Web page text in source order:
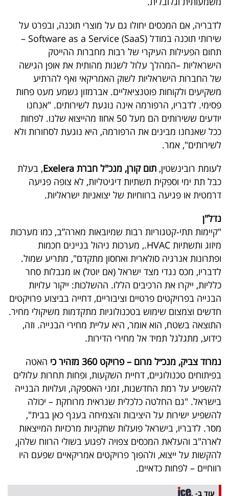
לדבריה, אם המכסים יחולו גם על מוצרי תוכנה, ובפרט על
שירותי תוכנה במודל Software as a Service (SaaS) –
תחום הפעילות העיקרי של רבות מחברות ההייטק
הישראליות –המהלך עלול לשנות מהותית את אופן הגישה
של החברות הישראליות לשוק האמריקאי ואף להרתיע
משקיעים ולקוחות פוטנציאליים. אברמזון נשמע מעט פחות
פסימי. לדבריו, הרפורמה אינה נוגעת לשירותים. "אנחנו
יודעים ששירותים הם מעל 50 אחוז מהייצוא שלנו. לפחות
ככל שאנחנו מבינים את הרפורמה, היא נוגעת לסחורות ולא
לשירותים", אמר.
לעומת רובינשטין, תום קורן, מנכ"ל חברת Exelera
, בעלת
כבל תת ימי וספקית תשתיות דיגיטליות, לא צופה פגיעה
דרמטית או פגיעה ברווחיות של יצואניות ישראליות.
נדל"ן
"קיימות תתי-קטגוריות רבות שמיובאות מארה”ב, כמו מערכות
מיזוג ותשתיות HVAC., מערכות ניהול בניינים חכמות
ופתרונות אנרגיה סולארית ואחסון מתקדם", מתריע שמול.
לדבריו, מכס נגדי מצד ישראל (אם יוטל) או מגבלות סחר
כלליות, ייקרו את הרכיבים הללו. ההשלכות: ייקור עלויות
הבנייה בפרויקטים פרטיים וציבוריים, דחייה בביצוע פרויקטים
חדשים וצמצום שימוש בטכנולוגיות מתקדמות משיקולי מחיר.
התוצאה בשטח, הוא אומר, היא עליית מחירי הבנייה. וזה,
כידוע, מתגלגל תמיד אל מחירי הדירות.
נמרוד צביק, מנכ״ל מרום – פרויקט 360 מזהיר כי
האטה
בפיתוחים טכנולוגיים, דחיית השקעות, ופחות תחרות עלולים
להשפיע על רמת החדשנות, זמני האספקה, ועלויות הבנייה
בישראל. "גם החלטה כלכלית שנראית מרוחקת – יכולה
להשפיע ישירות על היציבות והצמיחה בענף כאן בבית",
מסר. לדבריו, בישראל פועלות שחקניות מרכזיות המייצאות
לארה"ב והעלאת המכסים צפויה לפגוע בשולי הרווח שלהן,
להקשות על ייצוא, ולהפוך פרויקטים אמריקאיים שפעם היו
רווחיים – לפחות כדאיים.
עוד ב-